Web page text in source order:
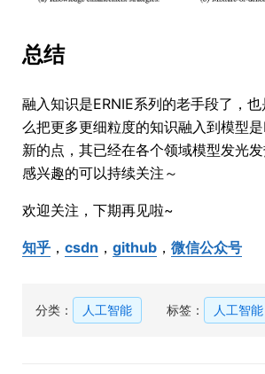
总结
融入知识是ERNIE系列的老手段了，
么把更多更细粒度的知识融入到模型
新的点，其已经在各个领域模型发光
感兴趣的可以持续关注～
欢迎关注，下期再见啦~
知乎 ， csdn ， github ， 微信公众号
分类： 人工智能 标签： 人工智能